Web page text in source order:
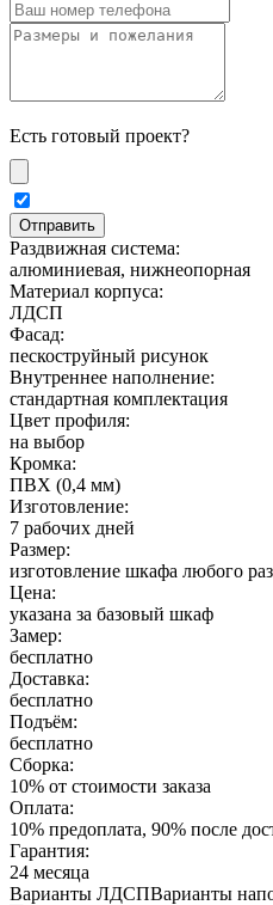
Есть готовый проект?
Раздвижная система:
алюминиевая, нижнеопорная
Материал корпуса:
ЛДСП
Фасад:
пескоструйный рисунок
Внутреннее наполнение:
стандартная комплектация
Цвет профиля:
на выбор
Кромка:
ПВХ (0,4 мм)
Изготовление:
7 рабочих дней
Размер:
изготовление шкафа любого
Цена:
указана за базовый шкаф
Замер:
бесплатно
Доставка:
бесплатно
Подъём:
бесплатно
Сборка:
10% от стоимости заказа
Оплата:
10% предоплата, 90% после
Гарантия:
24 месяца
Варианты ЛДСПВарианты